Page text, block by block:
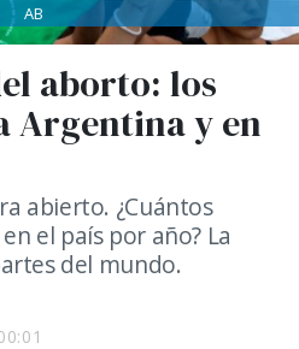
aborto: los
Argentina y en
abierto. ¿Cuántos
el país por año? La
del mundo.
AB